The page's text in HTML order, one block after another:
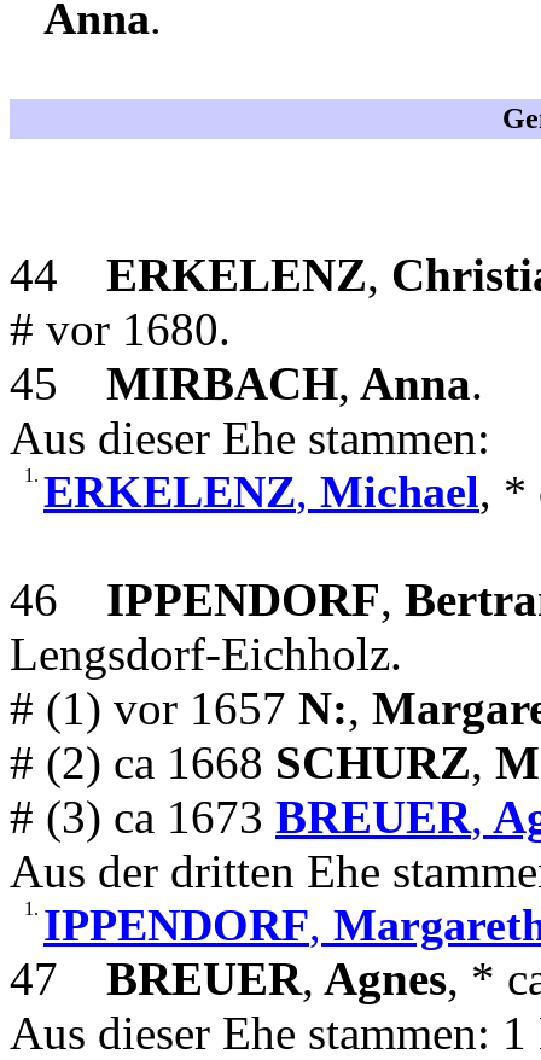
Anna.
44 ERKELENZ,
# vor 1680.
45 MIRBACH, Anna.
Aus dieser Ehe stammen:
1. ERKELENZ, Michael, *
46 IPPENDORF,
Lengsdorf-Eichholz.
# (1) vor 1657 N:,
# (2) ca 1668 SCHURZ,
# (3) ca 1673 BREUER,
Aus der dritten Ehe
1. IPPENDORF,
47 BREUER, Agnes, *
Aus dieser Ehe stammen: